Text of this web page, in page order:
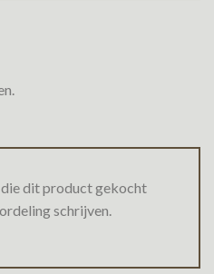
dit product gekocht
schrijven.